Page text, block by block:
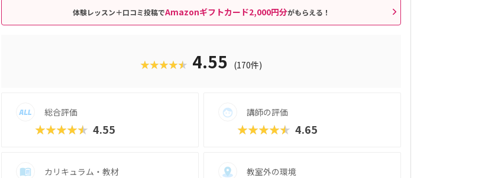
体験レッスン＋口コミ投稿でAmazonギフトカード2,000円分がもらえる！
★★★★★ 4.55 (170件)
総合評価
★★★★★ 4.55
講師の評価
★★★★★ 4.65
カリキュラム・教材 教室外の環境